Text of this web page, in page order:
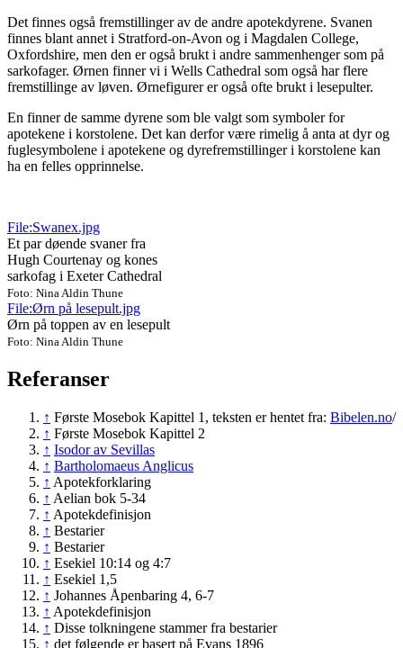
Det finnes også fremstillinger av de andre apotekdyrene. Svanen
finnes blant annet i Stratford-on-Avon og i Magdalen College,
Oxfordshire, men den er også brukt i andre sammenhenger som på
sarkofager. Ørnen finner vi i Wells Cathedral som også har flere
fremstillinge av løven. Ørnefigurer er også ofte brukt i lesepulter.
En finner de samme dyrene som ble valgt som symboler for
apotekene i korstolene. Det kan derfor være rimelig å anta at dyr og
fuglesymbolene i apotekene og dyrefremstillinger i korstolene kan
ha en felles opprinnelse.
File:Swanex.jpg
Et par døende svaner fra
Hugh Courtenay og kones
sarkofag i Exeter Cathedral
Foto: Nina Aldin Thune
File:Ørn på lesepult.jpg
Ørn på toppen av en lesepult
Foto: Nina Aldin Thune
Referanser
↑ Første Mosebok Kapittel 1, teksten er hentet fra: Bibelen.no/
↑ Første Mosebok Kapittel 2
↑ Isodor av Sevillas
↑ Bartholomaeus Anglicus
↑ Apotekforklaring
↑ Aelian bok 5-34
↑ Apotekdefinisjon
↑ Bestarier
↑ Bestarier
↑ Esekiel 10:14 og 4:7
↑ Esekiel 1,5
↑ Johannes Åpenbaring 4, 6-7
↑ Apotekdefinisjon
↑ Disse tolkningene stammer fra bestarier
↑ det følgende er basert på Evans 1896